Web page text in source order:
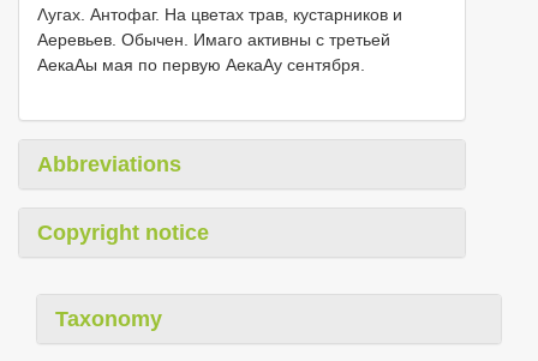
Λугах. Антофаг. На цветах трав, кустарников и
Αеревьев. Обычен. Имаго активны с третьей
ΑекаΑы мая по первую ΑекаΑу сентября.
Abbreviations
Copyright notice
Taxonomy